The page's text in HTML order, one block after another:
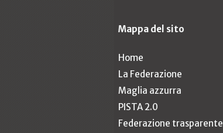
Mappa del sito
Home
La Federazione
Maglia azzurra
PISTA 2.0
Federazione trasparente